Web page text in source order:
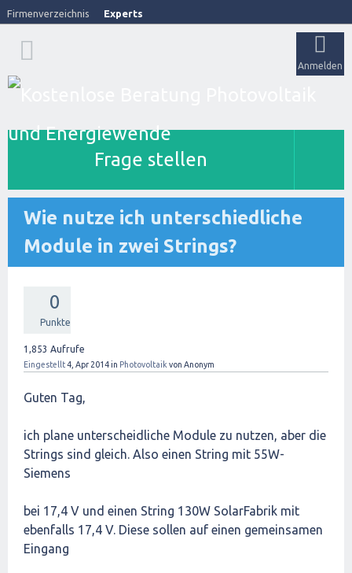
Firmenverzeichnis Experts
Anmelden
Frage stellen
Wie nutze ich unterschiedliche
Module in zwei Strings?
0
Punkte
1,853 Aufrufe
Eingestellt4, Apr 2014in Photovoltaik von Anonym
Guten Tag,
ich plane unterscheidliche Module zu nutzen, aber die
Strings sind gleich. Also einen String mit 55W-
Siemens
bei 17,4 V und einen String 130W SolarFabrik mit
ebenfalls 17,4 V. Diese sollen auf einen gemeinsamen
Eingang